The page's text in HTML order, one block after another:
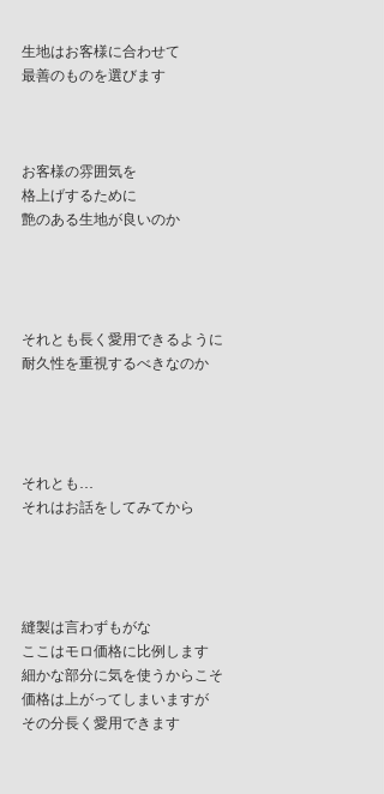
生地はお客様に合わせて
最善のものを選びます
お客様の雰囲気を
格上げするために
艶のある生地が良いのか
それとも長く愛用できるように
耐久性を重視するべきなのか
それとも…
それはお話をしてみてから
縫製は言わずもがな
ここはモロ価格に比例します
細かな部分に気を使うからこそ
価格は上がってしまいますが
その分長く愛用できます